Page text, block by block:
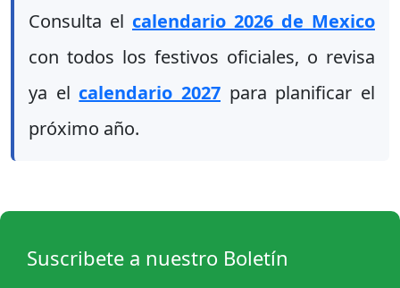
Consulta el calendario 2026 de Mexico
con todos los festivos oficiales, o revisa
ya el calendario 2027 para planificar el
próximo año.
Suscribete a nuestro Boletín